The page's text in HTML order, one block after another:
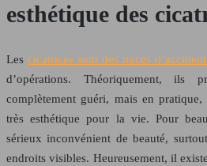
esthétique des
Les cicatrices sont des traces
d’opérations. Théoriquement,
complètement guéri, mais en
très esthétique pour la vie. Pour
sérieux inconvénient de beauté,
endroits visibles. Heureusement, il